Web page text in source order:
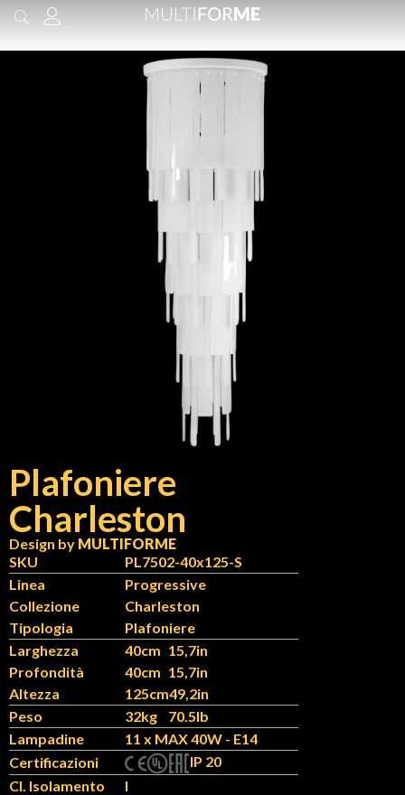
contenuto
Charleston
Design by MULTIFORME
Plafoniere
SKU
PL7502-40x125-S
Linea
Progressive
Collezione
Charleston
Tipologia
Plafoniere
Larghezza
40cm 15,7in
Profondità
40cm 15,7in
Altezza
125cm49,2in
Peso
32kg
70.5lb
Lampadine
11 x MAX 40W - E14
Certificazioni
IP 20
Cl. Isolamento
I